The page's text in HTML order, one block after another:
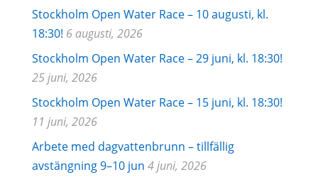
Stockholm Open Water Race – 10 augusti, kl.
18:30! 6 augusti, 2026
Stockholm Open Water Race – 29 juni, kl. 18:30!
25 juni, 2026
Stockholm Open Water Race – 15 juni, kl. 18:30!
11 juni, 2026
Arbete med dagvattenbrunn – tillfällig
avstängning 9–10 jun 4 juni, 2026